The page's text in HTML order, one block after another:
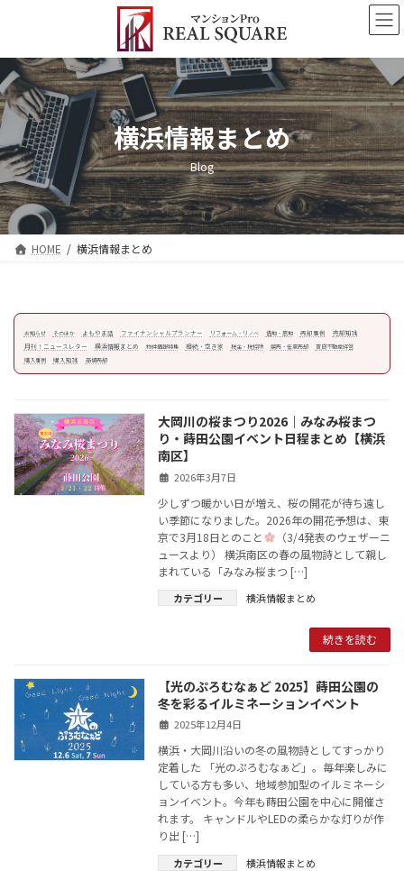
ン
ツ
へ
ス
キ
ッ
プ
ー
シ
ョ
ン
に
移
動
横浜情報まとめ
Blog
HOME 横浜情報まとめ
お知らせ そのほか よもやま話 ファイナンシャルプランナー リフォーム・リノベ 借地・底地 売却事例
売却知識
月刊！ニュースレター
横浜情報まとめ 物件情報特集 相続・空き家 税金・税控除 競売・任意売却
賃貸不動産経営
購入事例
購入知識 高値売却
大岡川の桜まつり2026｜みなみ桜まつ
り・蒔田公園イベント日程まとめ【横浜
南区】
2026年3月7日
少しずつ暖かい日が増え、桜の開花が待ち遠し
い季節になりました。2026年の開花予想は、東
京で3月18日とのこと
（3/4発表のウェザーニ
ュースより） 横浜南区の春の風物詩として親し
まれている「みなみ桜まつ […]
カテゴリー 横浜情報まとめ
続きを読む
【光のぷろむなぁど 2025】蒔田公園の
冬を彩るイルミネーションイベント
2025年12月4日
横浜・大岡川沿いの冬の風物詩としてすっかり
定着した 「光のぷろむなぁど」。毎年楽しみに
している方も多い、地域参加型のイルミネーシ
ョンイベント。今年も蒔田公園を中心に開催さ
れます。 キャンドルやLEDの柔らかな灯りが作
り出 […]
カテゴリー 横浜情報まとめ